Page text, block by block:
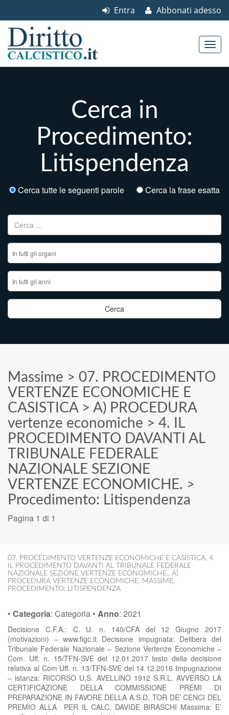
Abbonati adesso
Entra
Cerca in
Procedimento:
Litispendenza
Cerca tutte le seguenti parole Cerca la frase esatta
Ricerca per:
Massime > 07. PROCEDIMENTO
VERTENZE ECONOMICHE E
CASISTICA> A) PROCEDURA
vertenze economiche > 4. IL
PROCEDIMENTO DAVANTI AL
TRIBUNALE FEDERALE
NAZIONALE SEZIONE
VERTENZE ECONOMICHE. >
Procedimento: Litispendenza
Pagina 1 di 1
07. PROCEDIMENTO VERTENZE ECONOMICHE E CASISTICA, 4.
IL PROCEDIMENTO DAVANTI AL TRIBUNALE FEDERALE
NAZIONALE SEZIONE VERTENZE ECONOMICHE., A)
PROCEDURA VERTENZE ECONOMICHE, MASSIME,
PROCEDIMENTO: LITISPENDENZA
• Categoria: Categoria • Anno: 2021
Decisione C.F.A.: C. U. n. 140/CFA del 12 Giugno 2017
(motivazioni) – www.figc.it Decisione impugnata: Delibera del
Tribunale Federale Nazionale – Sezione Vertenze Economiche –
Com. Uff. n. 15/TFN-SVE del 12.01.2017 testo della decisione
relativa al Com Uff. n. 13/TFN-SVE del 14.12.2016 Impugnazione
– istanza: RICORSO U.S. AVELLINO 1912 S.R.L. AVVERSO LA
CERTIFICAZIONE DELLA COMMISSIONE PREMI DI
PREPARAZIONE IN FAVORE DELLA A.S.D. TOR DE’ CENCI DEL
PREMIO ALLA PER IL CALC. DAVIDE BIRASCHI Massima: E’